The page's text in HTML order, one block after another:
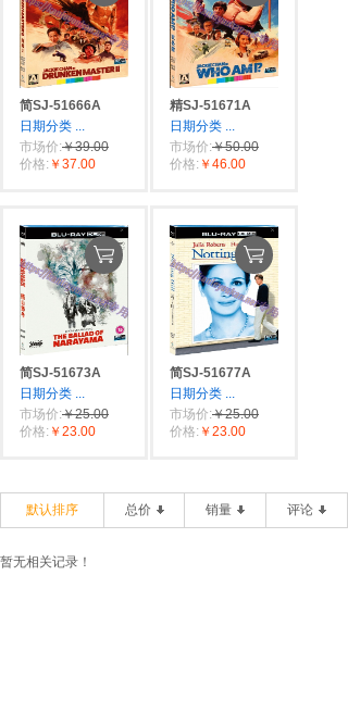
简SJ-51666A
日期分类 ...
市场价:￥39.00
价格: ￥37.00
精SJ-51671A
日期分类 ...
市场价:￥50.00
价格: ￥46.00
简SJ-51673A
日期分类 ...
市场价:￥25.00
价格: ￥23.00
简SJ-51677A
日期分类 ...
市场价:￥25.00
价格: ￥23.00
默认排序 总价 销量 评论
暂无相关记录！